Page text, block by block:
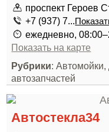
проспект Героев
+7 (937) 7...
ежедневно,
Показать на карте
Рубрики: Автомойки,
автозапчастей
Автостекла34